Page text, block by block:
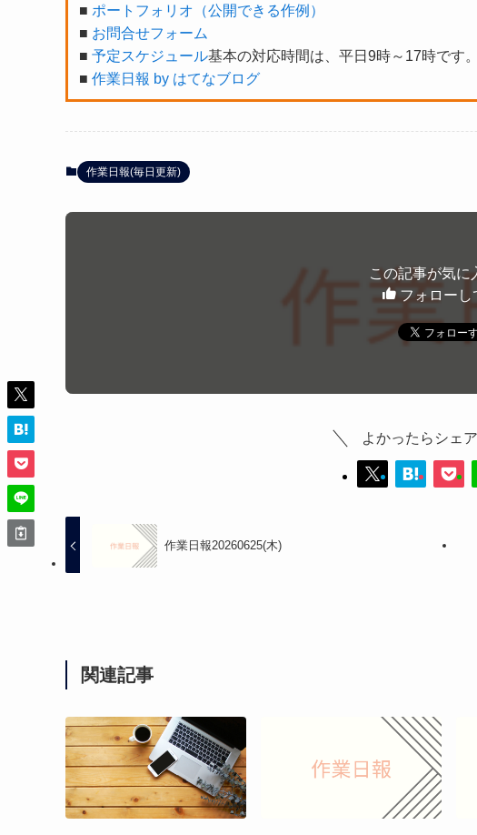
■ ポートフォリオ（公開できる作例）
■ お問合せフォーム
■ 予定スケジュール基本の対応時間は、平日9時～17時です。
■ 作業日報 by はてなブログ
作業日報(毎日更新)
この記事が気に
フォローし
よかったらシェ
作業日報20260625(木)
関連記事